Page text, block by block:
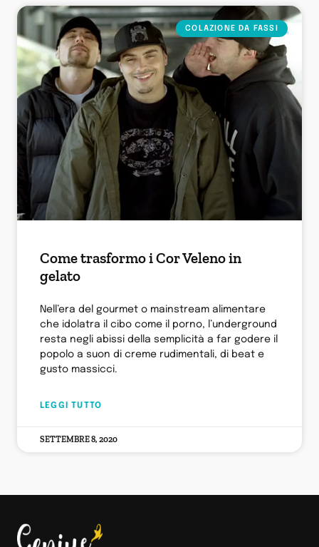
COLAZIONE DA FASSI
Come trasformo i Cor Veleno in
gelato
Nell’era del gourmet o mainstream alimentare
che idolatra il cibo come il porno, l’underground
resta negli abissi della semplicità a far godere il
popolo a suon di creme rudimentali, di beat e
gusto massicci.
LEGGI TUTTO
SETTEMBRE 8, 2020